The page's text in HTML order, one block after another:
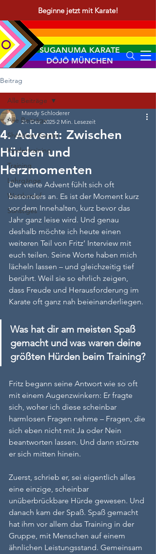
Beginne jetzt mit Karate!
SUGANUMA KARATE
DŌJŌ MÜNCHEN
Beitrag
Alle Beiträge
Shōtōkan Karate
Kindertraining
Training
Lehrgänge
Wettkampf
Sonstiges
Alle Beiträge
4. Advent: Zwischen
Hürden und
Herzmomenten
Mandy Schloderer
21. Dez. 2025 2 Min. Lesezeit
Der vierte Advent fühlt sich oft
besonders an. Es ist der Moment kurz
vor dem Innehalten, kurz bevor das
Jahr ganz leise wird. Und genau
deshalb möchte ich heute einen
weiteren Teil von Fritz’ Interview mit
euch teilen. Seine Worte haben mich
lächeln lassen – und gleichzeitig tief
berührt. Weil sie so ehrlich zeigen,
dass Freude und Herausforderung im
Karate oft ganz nah beieinanderliegen.
Was hat dir am meisten Spaß
gemacht und was waren deine
größten Hürden beim Training?
Fritz begann seine Antwort wie so oft
mit einem Augenzwinkern: Er fragte
sich, woher ich diese scheinbar
harmlosen Fragen nehme – Fragen, die
sich eben nicht mit Ja oder Nein
beantworten lassen. Und dann stürzte
er sich mitten hinein.
Zuerst, schrieb er, sei eigentlich alles
eine einzige, scheinbar
unüberbrückbare Hürde gewesen. Und
danach kam der Spaß. Spaß gemacht
hat ihm vor allem das Training in der
Gruppe, mit Menschen auf einem
ähnlichen Leistungsstand. Gemeinsam